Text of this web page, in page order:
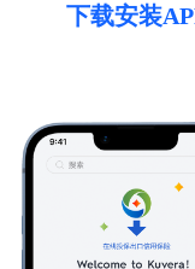
下载安装